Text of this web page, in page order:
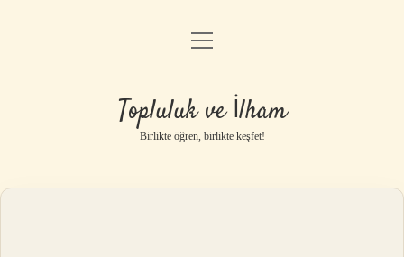
Anasayfa
Gizlilik Politikası
Yasal Uyarı
menüyü
Topluluk ve İlham
Birlikte öğren, birlikte keşfet!